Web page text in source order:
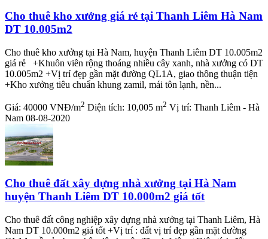
Cho thuê kho xưởng giá rẻ tại Thanh Liêm Hà Nam
DT 10.005m2
Cho thuê kho xưởng tại Hà Nam, huyện Thanh Liêm DT 10.005m2
giá rẻ +Khuôn viên rộng thoáng nhiều cây xanh, nhà xưởng có DT
10.005m2 +Vị trí đẹp gần mặt đường QL1A, giao thông thuận tiện
+Kho xưởng tiêu chuẩn khung zamil, mái tôn lạnh, nền...
Giá: 40000 VNĐ/m2 Diện tích: 10,005 m2 Vị trí: Thanh Liêm - Hà
Nam 08-08-2020
Cho thuê đất xây dựng nhà xưởng tại Hà Nam
huyện Thanh Liêm DT 10.000m2 giá tốt
Cho thuê đất công nghiệp xây dựng nhà xưởng tại Thanh Liêm, Hà
Nam DT 10.000m2 giá tốt +Vị trí : đất vị trí đẹp gần mặt đường